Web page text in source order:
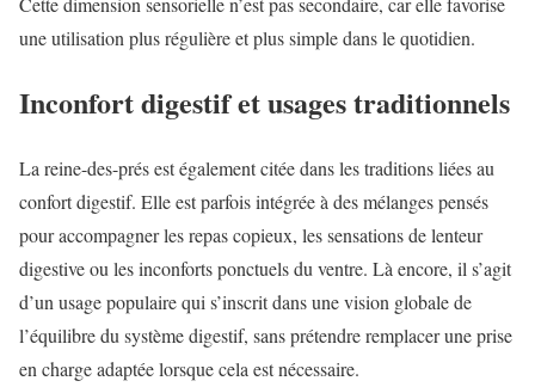
une utilisation plus régulière et plus simple dans le quotidien.
Inconfort digestif et usages traditionnels
La reine-des-prés est également citée dans les traditions liées au
confort digestif. Elle est parfois intégrée à des mélanges pensés
pour accompagner les repas copieux, les sensations de lenteur
digestive ou les inconforts ponctuels du ventre. Là encore, il s’agit
d’un usage populaire qui s’inscrit dans une vision globale de
l’équilibre du système digestif, sans prétendre remplacer une prise
en charge adaptée lorsque cela est nécessaire.